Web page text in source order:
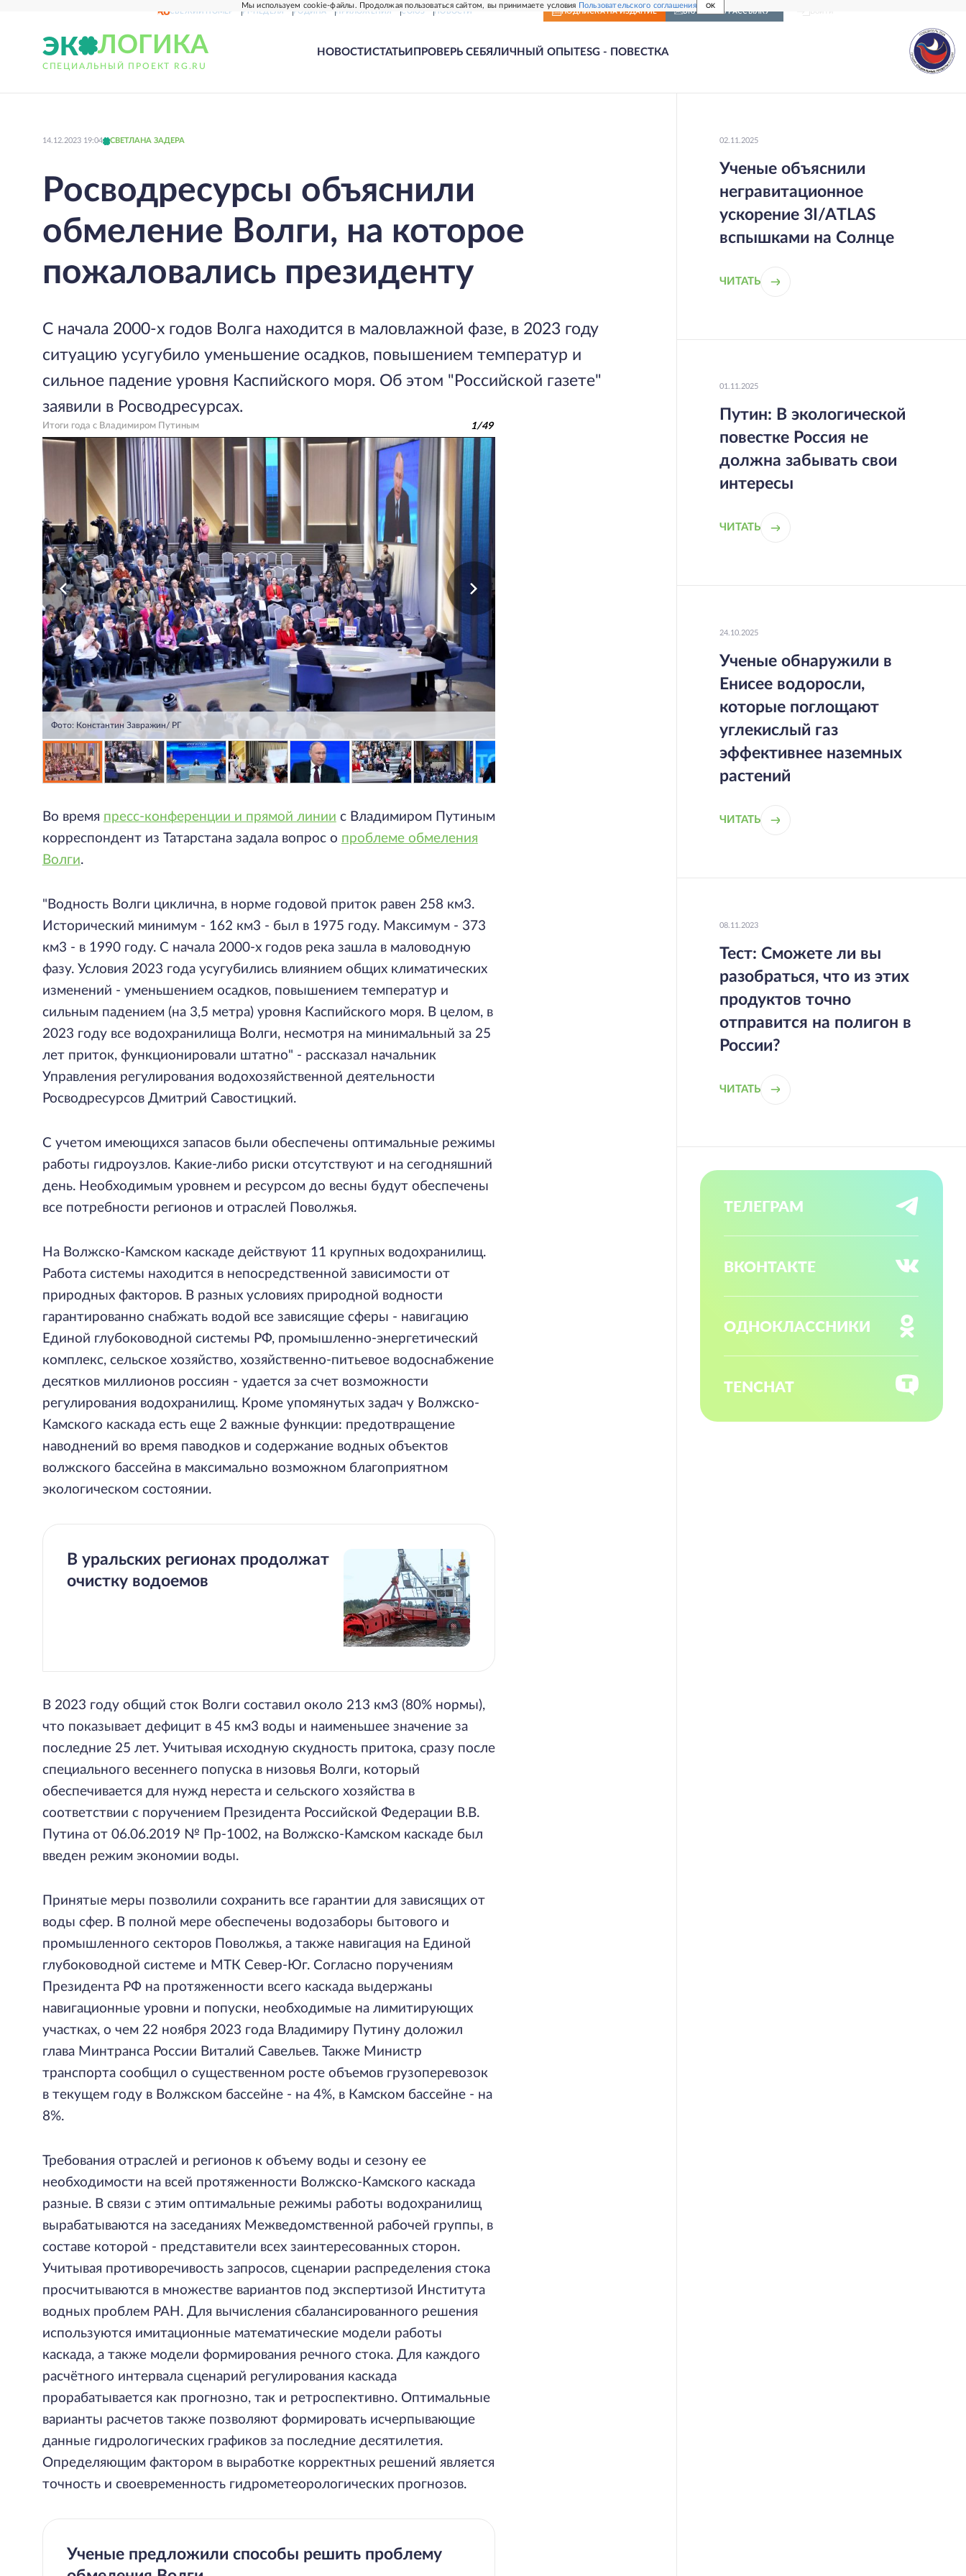
Мы используем cookie-файлы. Продолжая пользоваться сайтом, вы принимаете условия Пользовательского соглашения OK
СВЕЖИЙ НОМЕР РГ-НЕДЕЛЯ РОДИНА ПРИЛОЖЕНИЯ СОЮЗ НОВОСТИ ПОДПИСКА НА ИЗДАНИЕ ВКЛЮЧИТЬ РАССЫЛКУ
ЭК ЛОГИКА
СПЕЦИАЛЬНЫЙ ПРОЕКТ RG.RU
НОВОСТИСТАТЬИ ПРОВЕРЬ СЕБЯЛИЧНЫЙ ОПЫТESG - ПОВЕСТКА
14.12.2023 19:04 СВЕТЛАНА ЗАДЕРА
Росводресурсы объяснили
обмеление Волги, на которое
пожаловались президенту
С начала 2000-х годов Волга находится в маловлажной фазе, в 2023 году
ситуацию усугубило уменьшение осадков, повышением температур и
сильное падение уровня Каспийского моря. Об этом "Российской газете"
заявили в Росводресурсах.
Итоги года с Владимиром Путиным 1/49
Фото: Константин Завражин/ РГ
Во время пресс-конференции и прямой линии с Владимиром Путиным
корреспондент из Татарстана задала вопрос о проблеме обмеления
Волги.
"Водность Волги циклична, в норме годовой приток равен 258 км3.
Исторический минимум - 162 км3 - был в 1975 году. Максимум - 373
км3 - в 1990 году. С начала 2000-х годов река зашла в маловодную
фазу. Условия 2023 года усугубились влиянием общих климатических
изменений - уменьшением осадков, повышением температур и
сильным падением (на 3,5 метра) уровня Каспийского моря. В целом, в
2023 году все водохранилища Волги, несмотря на минимальный за 25
лет приток, функционировали штатно" - рассказал начальник
Управления регулирования водохозяйственной деятельности
Росводресурсов Дмитрий Савостицкий.
С учетом имеющихся запасов были обеспечены оптимальные режимы
работы гидроузлов. Какие-либо риски отсутствуют и на сегодняшний
день. Необходимым уровнем и ресурсом до весны будут обеспечены
все потребности регионов и отраслей Поволжья.
На Волжско-Камском каскаде действуют 11 крупных водохранилищ.
Работа системы находится в непосредственной зависимости от
природных факторов. В разных условиях природной водности
гарантированно снабжать водой все зависящие сферы - навигацию
Единой глубоководной системы РФ, промышленно-энергетический
комплекс, сельское хозяйство, хозяйственно-питьевое водоснабжение
десятков миллионов россиян - удается за счет возможности
регулирования водохранилищ. Кроме упомянутых задач у Волжско-
Камского каскада есть еще 2 важные функции: предотвращение
наводнений во время паводков и содержание водных объектов
волжского бассейна в максимально возможном благоприятном
экологическом состоянии.
В уральских регионах продолжат
очистку водоемов
В 2023 году общий сток Волги составил около 213 км3 (80% нормы),
что показывает дефицит в 45 км3 воды и наименьшее значение за
последние 25 лет. Учитывая исходную скудность притока, сразу после
специального весеннего попуска в низовья Волги, который
обеспечивается для нужд нереста и сельского хозяйства в
соответствии с поручением Президента Российской Федерации В.В.
Путина от 06.06.2019 № Пр-1002, на Волжско-Камском каскаде был
введен режим экономии воды.
Принятые меры позволили сохранить все гарантии для зависящих от
воды сфер. В полной мере обеспечены водозаборы бытового и
промышленного секторов Поволжья, а также навигация на Единой
глубоководной системе и МТК Север-Юг. Согласно поручениям
Президента РФ на протяженности всего каскада выдержаны
навигационные уровни и попуски, необходимые на лимитирующих
участках, о чем 22 ноября 2023 года Владимиру Путину доложил
глава Минтранса России Виталий Савельев. Также Министр
транспорта сообщил о существенном росте объемов грузоперевозок
в текущем году в Волжском бассейне - на 4%, в Камском бассейне - на
8%.
Требования отраслей и регионов к объему воды и сезону ее
необходимости на всей протяженности Волжско-Камского каскада
разные. В связи с этим оптимальные режимы работы водохранилищ
вырабатываются на заседаниях Межведомственной рабочей группы, в
составе которой - представители всех заинтересованных сторон.
Учитывая противоречивость запросов, сценарии распределения стока
просчитываются в множестве вариантов под экспертизой Института
водных проблем РАН. Для вычисления сбалансированного решения
используются имитационные математические модели работы
каскада, а также модели формирования речного стока. Для каждого
расчётного интервала сценарий регулирования каскада
прорабатывается как прогнозно, так и ретроспективно. Оптимальные
варианты расчетов также позволяют формировать исчерпывающие
данные гидрологических графиков за последние десятилетия.
Определяющим фактором в выработке корректных решений является
точность и своевременность гидрометеорологических прогнозов.
Ученые предложили способы решить проблему
02.11.2025
Ученые объяснили
негравитационное
ускорение 3I/ATLAS
вспышками на Солнце
ЧИТАТЬ
01.11.2025
Путин: В экологической
повестке Россия не
должна забывать свои
интересы
ЧИТАТЬ
24.10.2025
Ученые обнаружили в
Енисее водоросли,
которые поглощают
углекислый газ
эффективнее наземных
растений
ЧИТАТЬ
08.11.2023
Тест: Сможете ли вы
разобраться, что из этих
продуктов точно
отправится на полигон в
России?
ЧИТАТЬ
ТЕЛЕГРАМ
ВКОНТАКТЕ
ОДНОКЛАССНИКИ
TENCHAT